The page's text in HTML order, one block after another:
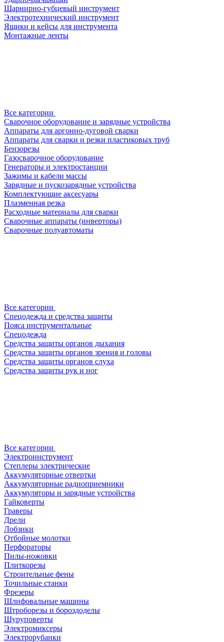
Шарнирно-губцевый инструмент
Электротехнический инструмент
Ящики и кейсы для инструмента
Монтажные ленты
Все категории
Сварочное оборудование и зарядные устройства
Аппараты для аргонно-дуговой сварки
Аппараты для сварки и резки пластиковых труб
Бензорезы
Газосварочное оборудование
Генераторы и электростанции
Зажимы и кабели массы
Зарядные и пускозарядные устройства
Комплектующие аксесуары
Плазменная резка
Расходные материалы для сварки
Сварочные аппараты (инверторы)
Сварочные полуавтоматы
Все категории
Спецодежда и средства защиты
Пояса инструментальные
Спецодежда
Средства защиты органов дыхания
Средства защиты органов зрения и головы
Средства защиты органов слуха
Средства защиты рук и ног
Все категории
Электроинструмент
Степлеры электрические
Аккумуляторные отвертки
Аккумуляторные радиоприемники
Аккумуляторы и зарядные устройства
Гайковерты
Граверы
Дрели
Лобзики
Отбойные молотки
Перфораторы
Пилы-ножовки
Плиткорезы
Строительные фены
Точильные станки
Фрезеры
Шлифовальные машины
Штроборезы и бороздоделы
Шуруповерты
Электромиксеры
Электрорубанки